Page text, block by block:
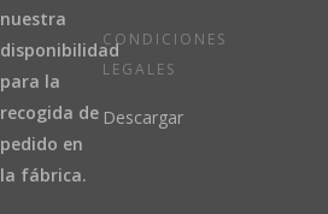
nuestra
disponibilidad
para la
recogida de
pedido en
la fábrica.
CONDICIONES
LEGALES
Descargar